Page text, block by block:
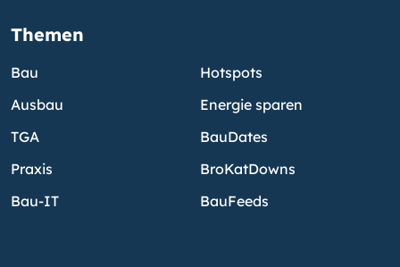
Themen
Bau
Ausbau
TGA
Praxis
Bau-IT
Hotspots
Energie sparen
BauDates
BroKatDowns
BauFeeds